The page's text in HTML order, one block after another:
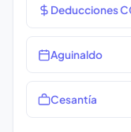
Deducciones
Aguinaldo
Cesantía